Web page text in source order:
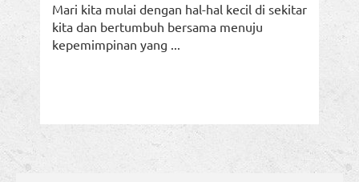
Mari kita mulai dengan hal-hal kecil di sekitar
kita dan bertumbuh bersama menuju
kepemimpinan yang ...